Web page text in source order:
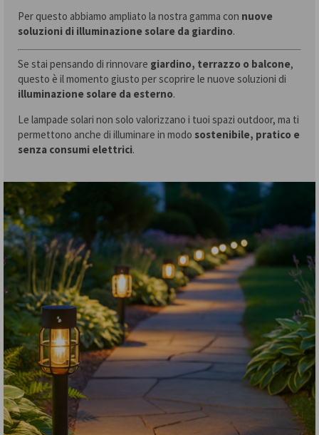
Per questo abbiamo ampliato la nostra gamma con nuove
soluzioni di illuminazione solare da giardino.
Se stai pensando di rinnovare giardino, terrazzo o balcone,
questo è il momento giusto per scoprire le nuove soluzioni di
illuminazione solare da esterno.
Le lampade solari non solo valorizzano i tuoi spazi outdoor, ma ti
permettono anche di illuminare in modo sostenibile, pratico e
senza consumi elettrici.